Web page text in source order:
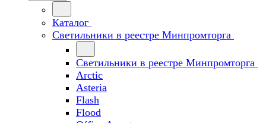
Каталог
Светильники в реестре Минпромторга
Светильники в реестре Минпромторга
Arctic
Asteria
Flash
Flood